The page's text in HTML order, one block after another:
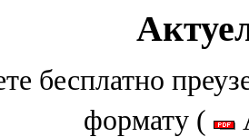
бесплатно
формату(